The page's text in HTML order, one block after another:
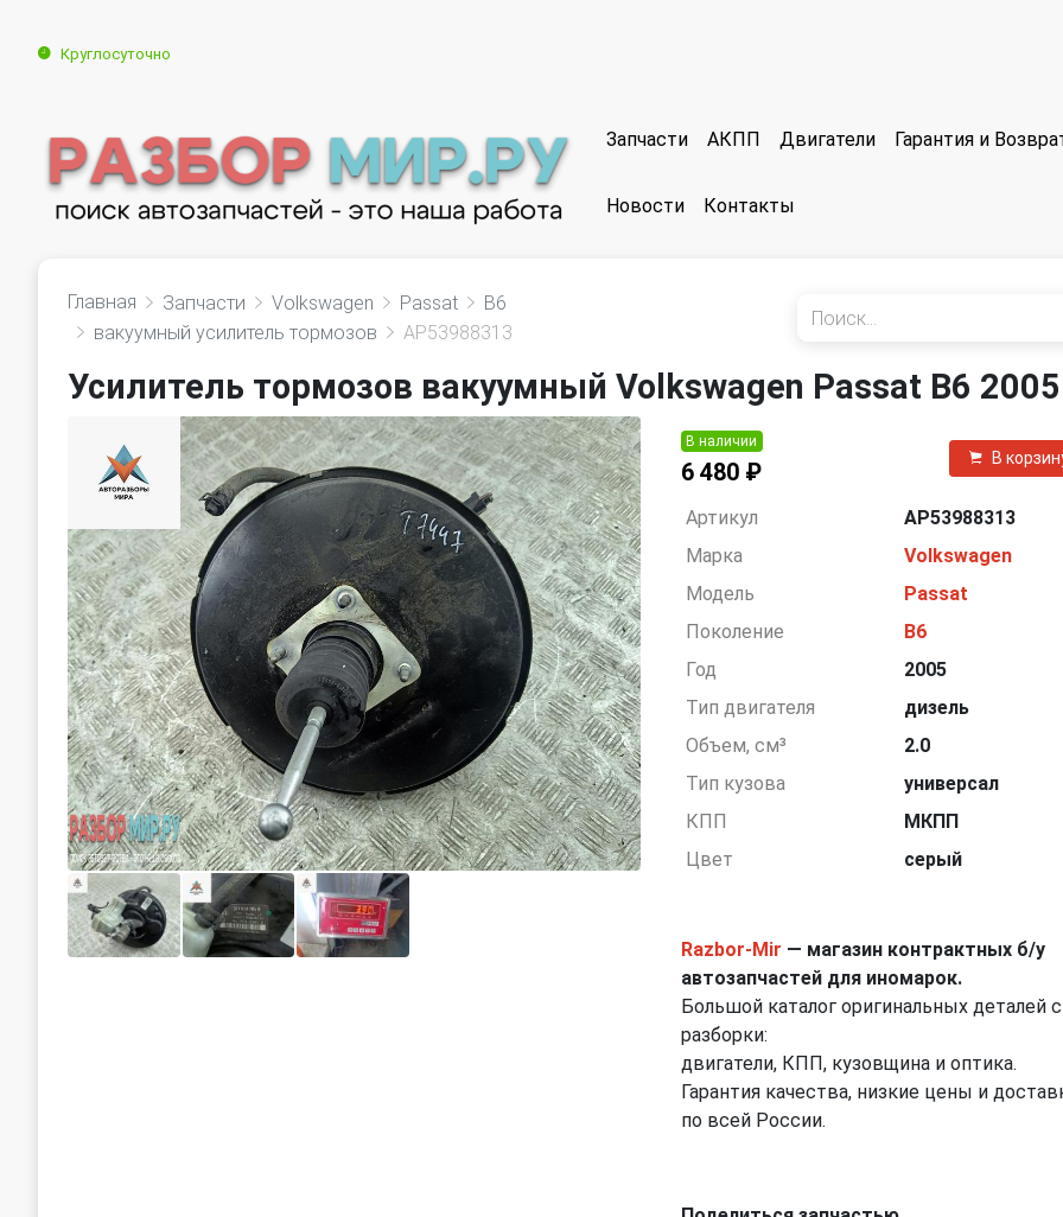
Круглосуточно
Запчасти АКПП Двигатели Гарантия и
Новости Контакты
Главная Запчасти Volkswagen Passat
B6
вакуумный усилитель тормозов
AP53988313
Усилитель тормозов вакуумный Volkswagen Passat B6 2005
В наличии
6 480 ₽
В
Артикул
AP53988313
Марка
Volkswagen
Модель
Passat
Поколение
B6
Год
2005
Тип двигателя
дизель
Объем, см³
2.0
Тип кузова
универсал
КПП
МКПП
Цвет
серый
Razbor-Mir — магазин контрактных б/у
автозапчастей для иномарок.
Большой каталог оригинальных деталей с
разборки:
двигатели, КПП, кузовщина и оптика.
Гарантия качества, низкие цены и
по всей России.